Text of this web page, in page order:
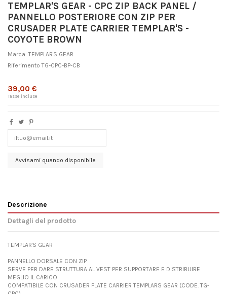
TEMPLAR'S GEAR - CPC ZIP BACK PANEL /
PANNELLO POSTERIORE CON ZIP PER
CRUSADER PLATE CARRIER TEMPLAR'S -
COYOTE BROWN
Marca: TEMPLAR'S GEAR
Riferimento TG-CPC-BP-CB
39,00 €
Tasse incluse
Descrizione
Dettagli del prodotto
TEMPLAR'S GEAR
PANNELLO DORSALE CON ZIP
SERVE PER DARE STRUTTURA AL VEST PER SUPPORTARE E DISTRIBUIRE
MEGLIO IL CARICO
COMPATIBILE CON CRUSADER PLATE CARRIER TEMPLARS GEAR (CODE. TG-